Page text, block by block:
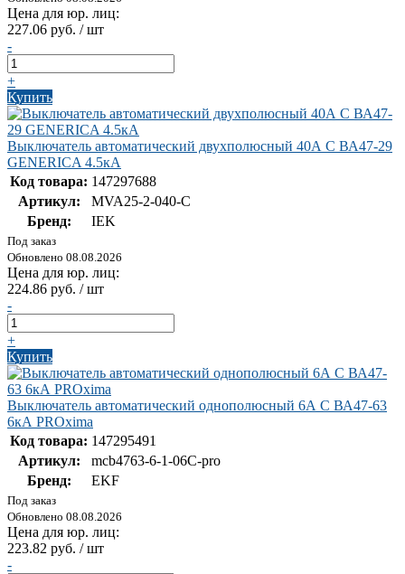
Цена для юр. лиц:
227.06 руб. / шт
-
+
Купить
Выключатель автоматический двухполюсный 40А C ВА47-29
GENERICA 4.5кА
Код товара: 147297688
Артикул:
MVA25-2-040-C
Бренд:
IEK
Под заказ
Обновлено 08.08.2026
Цена для юр. лиц:
224.86 руб. / шт
-
+
Купить
Выключатель автоматический однополюсный 6А С ВА47-63
6кА PROxima
Код товара: 147295491
Артикул:
mcb4763-6-1-06C-pro
Бренд:
EKF
Под заказ
Обновлено 08.08.2026
Цена для юр. лиц:
223.82 руб. / шт
-